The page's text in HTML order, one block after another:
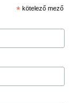
* kötelező mező